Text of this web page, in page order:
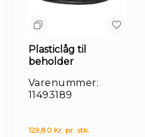
Plasticlåg til
beholder
Varenummer:
11493189
129,80 Kr. pr. stk.